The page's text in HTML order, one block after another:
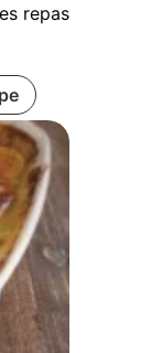
repas